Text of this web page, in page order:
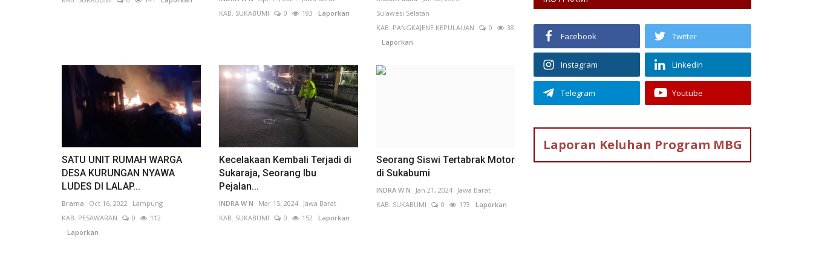
KAB. SUKABUMI
0 193 Laporkan
Sulawesi Selatan
KAB. PANGKAJENE KEPULAUAN
0
38
Laporkan
SATU UNIT RUMAH WARGA
DESA KURUNGAN NYAWA
LUDES DI LALAP...
Brama Oct 16, 2022
Lampung
KAB. PESAWARAN
0
112
Laporkan
Kecelakaan Kembali Terjadi di
Sukaraja, Seorang Ibu
Pejalan...
INDRA W N Mar 15, 2024
Jawa Barat
KAB. SUKABUMI
0 152 Laporkan
Seorang Siswi Tertabrak Motor
di Sukabumi
INDRA W N Jan 21, 2024
Jawa Barat
KAB. SUKABUMI
0 173 Laporkan
Facebook Twitter
Instagram Linkedin
Telegram Youtube
Laporan Keluhan Program MBG